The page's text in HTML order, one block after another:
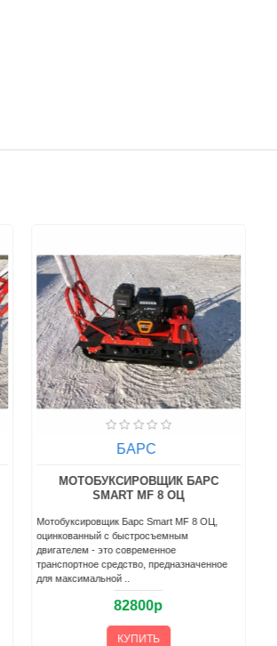
БАРС
МОТОБУКСИРОВЩИК БАРС
SMART MF 8 ОЦ
Мотобуксировщик Барс Smart MF 8 ОЦ,
оцинкованный с быстросъемным
двигателем - это современное
транспортное средство, предназначенное
для максимальной ..
82800р
КУПИТЬ